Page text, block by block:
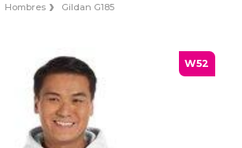
Hombres Gildan G185
W52